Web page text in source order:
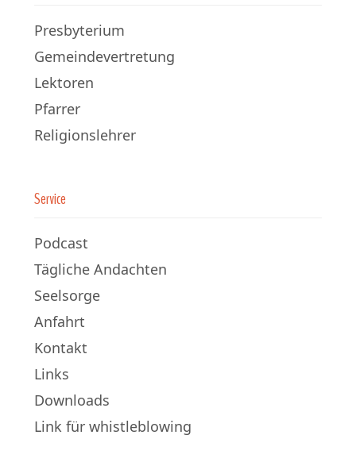
Presbyterium
Gemeindevertretung
Lektoren
Pfarrer
Religionslehrer
Service
Podcast
Tägliche Andachten
Seelsorge
Anfahrt
Kontakt
Links
Downloads
Link für whistleblowing